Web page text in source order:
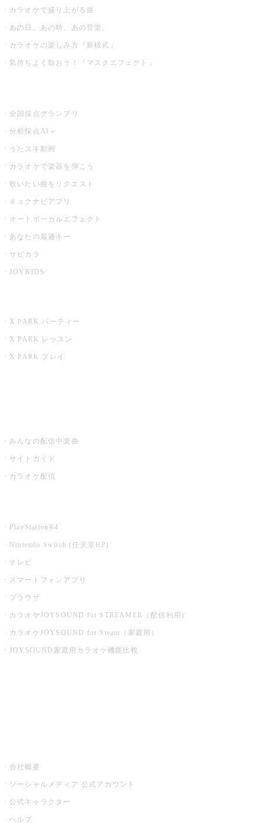
カラオケで盛り上がる曲
あの日、あの時、あの音楽。
カラオケの楽しみ方『新様式』
気持ちよく歌おう！『マスクエフェクト』
全国採点グランプリ
分析採点AI＋
うたスキ動画
カラオケで楽器を弾こう
歌いたい曲をリクエスト
キョクナビアプリ
オートボーカルエフェクト
あなたの最適キー
サビカラ
JOYKIDS
X PARK パーティー
X PARK レッスン
X PARK プレイ
みんなの配信中楽曲
サイトガイド
カラオケ配信
PlayStation®4
Nintendo Switch (任天堂HP)
テレビ
スマートフォンアプリ
ブラウザ
カラオケJOYSOUND for STREAMER（配信利用）
カラオケJOYSOUND for Steam（家庭用）
JOYSOUND家庭用カラオケ機能比較
会社概要
ソーシャルメディア 公式アカウント
公式キャラクター
ヘルプ